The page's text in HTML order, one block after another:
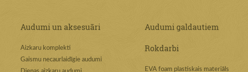
Audumi un aksesuāri
Aizkaru komplekti
Gaismu necaurlaidīgie audumi
Audumi galdautiem
Rokdarbi
EVA foam plastiskais materiāls